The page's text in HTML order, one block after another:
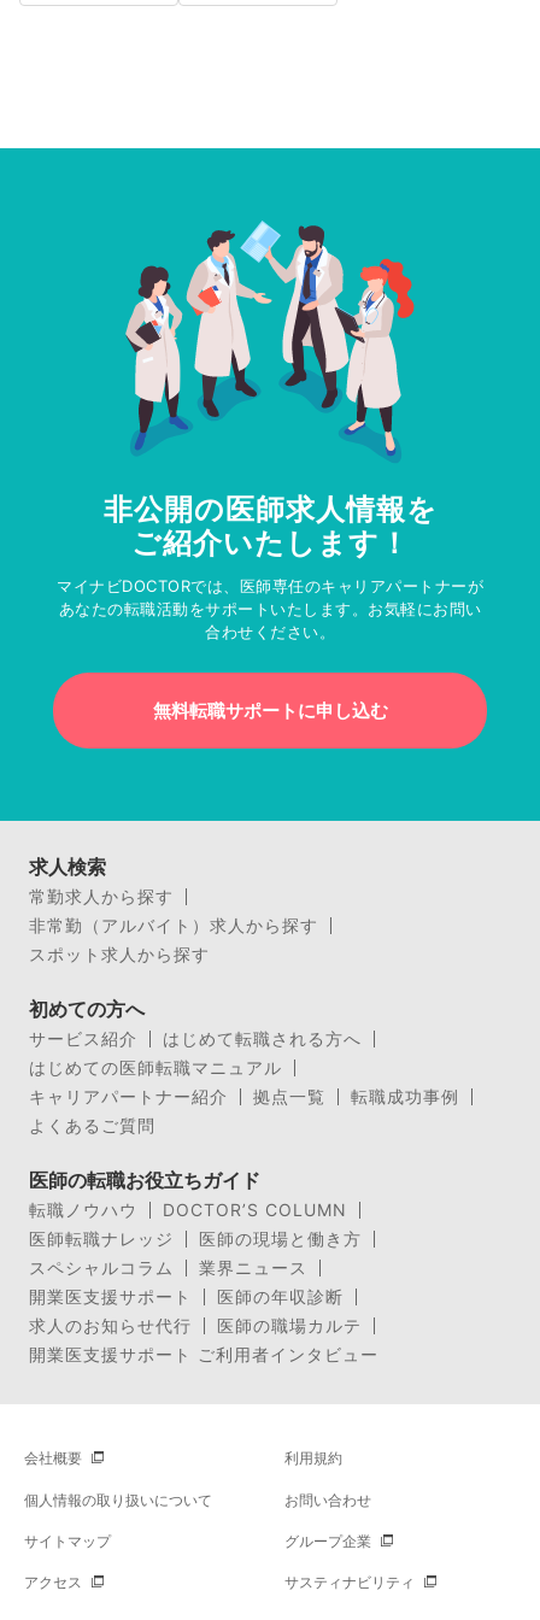
非公開の医師求人情報を
ご紹介いたします！
マイナビDOCTORでは、医師専任のキャリアパートナーが
あなたの転職活動をサポートいたします。お気軽にお問い
合わせください。
無料転職サポートに申し込む
求人検索
常勤求人から探す
非常勤（アルバイト）求人から探す
スポット求人から探す
初めての方へ
サービス紹介
はじめて転職される方へ
はじめての医師転職マニュアル
キャリアパートナー紹介
拠点一覧
転職成功事例
よくあるご質問
医師の転職お役立ちガイド
転職ノウハウ
DOCTOR’S COLUMN
医師転職ナレッジ
医師の現場と働き方
スペシャルコラム
業界ニュース
開業医支援サポート
医師の年収診断
求人のお知らせ代行
医師の職場カルテ
開業医支援サポート ご利用者インタビュー
会社概要 利用規約
個人情報の取り扱いについて お問い合わせ
サイトマップ グループ企業
アクセス サスティナビリティ